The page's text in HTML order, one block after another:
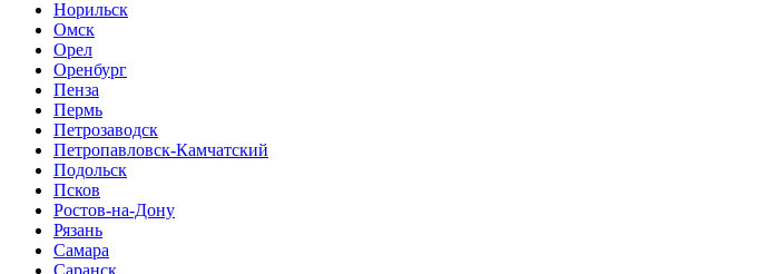
Норильск
Омск
Орел
Оренбург
Пенза
Пермь
Петрозаводск
Петропавловск-Камчатский
Подольск
Псков
Ростов-на-Дону
Рязань
Самара
Саранск